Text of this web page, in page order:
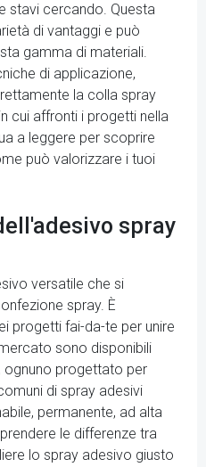
stavi cercando. Questa
di vantaggi e può
gamma di materiali.
di applicazione,
la colla spray
cui affronti i progetti nella
a leggere per scoprire
può valorizzare i tuoi
spray
versatile che si
spray. È
progetti fai-da-te per unire
sono disponibili
ognuno progettato per
di spray adesivi
permanente, ad alta
le differenze tra
lo spray adesivo giusto